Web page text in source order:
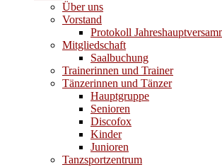
Über uns
Vorstand
Protokoll
Mitgliedschaft
Saalbuchung
Trainerinnen und Trainer
Tänzerinnen und Tänzer
Hauptgruppe
Senioren
Discofox
Kinder
Junioren
Tanzsportzentrum